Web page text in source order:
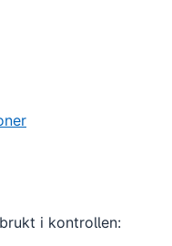
i kontrollen: